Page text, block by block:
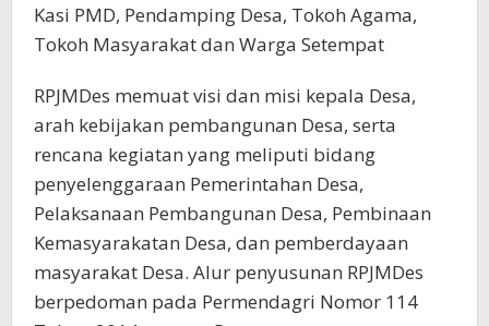
Kasi PMD, Pendamping Desa, Tokoh Agama,
Tokoh Masyarakat dan Warga Setempat
RPJMDes memuat visi dan misi kepala Desa,
arah kebijakan pembangunan Desa, serta
rencana kegiatan yang meliputi bidang
penyelenggaraan Pemerintahan Desa,
Pelaksanaan Pembangunan Desa, Pembinaan
Kemasyarakatan Desa, dan pemberdayaan
masyarakat Desa. Alur penyusunan RPJMDes
berpedoman pada Permendagri Nomor 114